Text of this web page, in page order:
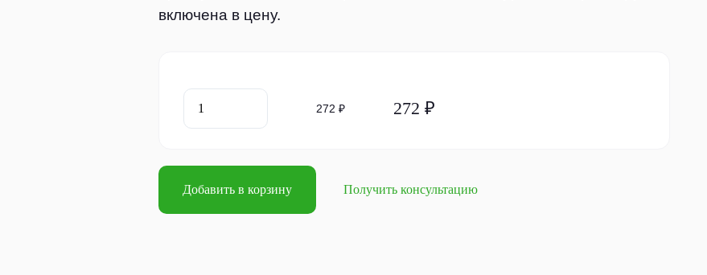
включена в цену.
272 ₽ 272 ₽
Добавить в корзину Получить консультацию